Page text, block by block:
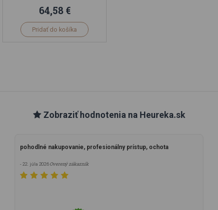
64,58 €
Pridať do košíka
Zobraziť hodnotenia na Heureka.sk
pohodlné nakupovanie, profesionálny prístup, ochota
- 22. júla 2026Overený zákazník